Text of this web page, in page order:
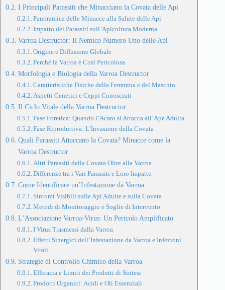
I Principali Parassiti che Minacciano la Covata delle Api
Panoramica delle Minacce alla Salute delle Api
Impatto dei Parassiti sull’Apicoltura Moderna
Varroa Destructor: Il Nemico Numero Uno delle Api
Origine e Diffusione Globale
Perché la Varroa è Così Pericolosa
Morfologia e Biologia della Varroa Destructor
Caratteristiche Fisiche della Femmina e del Maschio
Aspetti Genetici e Ceppi Conosciuti
Il Ciclo Vitale della Varroa Destructor
Fase Foretica: Quando l’Acaro si Attacca all’Ape Adulta
Fase Riproduttiva: L’Invasione della Covata
Quali Parassiti Attaccano la Covata? Minacce come la
Varroa Destructor
Altri Parassiti della Covata Oltre alla Varroa
Differenze tra i Vari Parassiti e Loro Impatto
Come Identificare un’Infestazione da Varroa
Sintomi Visibili sulle Api Adulte e sulla Covata
Metodi di Monitoraggio e Soglie di Intervento
L’Associazione Varroa-Virus: Un Pericolo Amplificato
I Virus Trasmessi dalla Varroa
Effetti Sinergici dell’Infestazione da Varroa e Infezioni
Virali
Strategie di Controllo Chimico della Varroa
Efficacia e Limiti dei Prodotti di Sintesi
Prodotti Organici: Acidi e Oli Essenziali